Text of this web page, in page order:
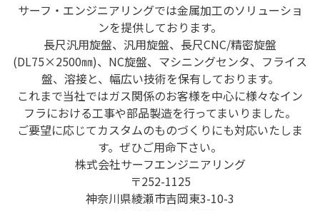
サーフ・エンジニアリングでは金属加工のソリューショ
ンを提供しております。
長尺汎用旋盤、汎用旋盤、長尺CNC/精密旋盤
(DL75×2500㎜)、NC旋盤、マシニングセンタ、フライス
盤、溶接と、幅広い技術を保有しております。
これまで当社ではガス関係のお客様を中心に様々なイン
フラにおける工事や部品製造を行ってまいりました。
ご要望に応じてカスタムのものづくりにも対応いたしま
す。ぜひご用命下さい。
株式会社サーフエンジニアリング
〒252-1125
神奈川県綾瀬市吉岡東3-10-3